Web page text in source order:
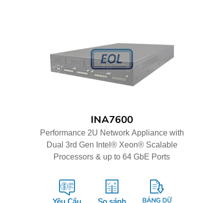
INA7600
Performance 2U Network Appliance with
Dual 3rd Gen Intel® Xeon® Scalable
Processors & up to 64 GbE Ports